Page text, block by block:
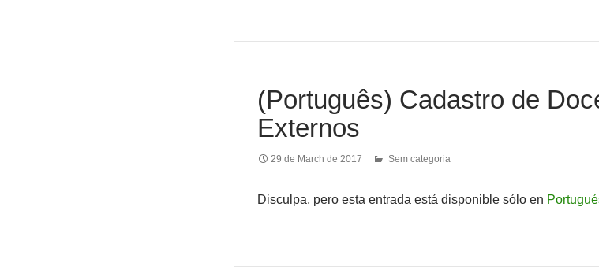
(Português) Cadastro de
Externos
29 de March de 2017 Sem categoria
Disculpa, pero esta entrada está disponible sólo en